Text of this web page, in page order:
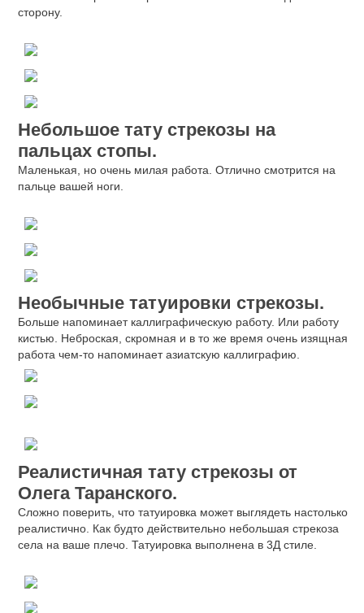
сторону.
Небольшое тату стрекозы на
пальцах стопы.
Маленькая, но очень милая работа. Отлично смотрится на
пальце вашей ноги.
Необычные татуировки стрекозы.
Больше напоминает каллиграфическую работу. Или работу
кистью. Неброская, скромная и в то же время очень изящная
работа чем-то напоминает азиатскую каллиграфию.
Реалистичная тату стрекозы от
Олега Таранского.
Сложно поверить, что татуировка может выглядеть настолько
реалистично. Как будто действительно небольшая стрекоза
села на ваше плечо. Татуировка выполнена в 3Д стиле.